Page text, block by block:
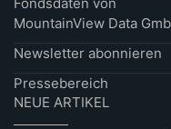
MountainView Data
Newsletter abonnieren
Pressebereich
NEUE ARTIKEL